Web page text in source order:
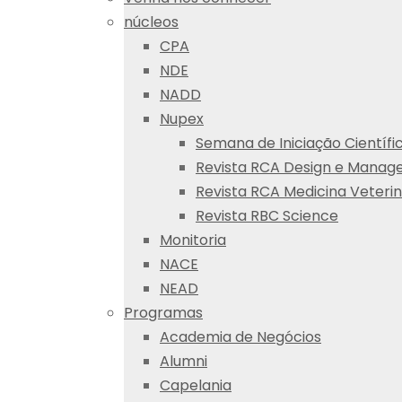
núcleos
CPA
NDE
NADD
Nupex
Semana de Iniciação
Revista RCA Design e
Revista RCA Medicina
Revista RBC Science
Monitoria
NACE
NEAD
Programas
Academia de Negócios
Alumni
Capelania